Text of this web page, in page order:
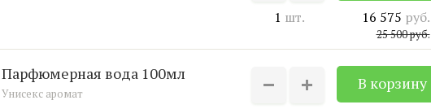
1 шт. 16 575 руб.
25 500руб.
парфюмерная вода 100мл
Унисекс аромат